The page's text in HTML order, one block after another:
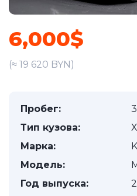
6,000$
(≈ 19 620 BYN)
Пробег:
Тип кузова:
Марка:
Модель:
Год выпуска: